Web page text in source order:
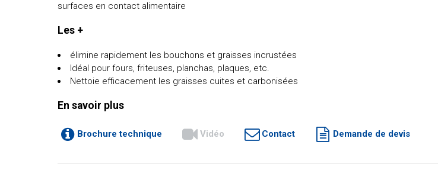
surfaces en contact alimentaire
Les +
élimine rapidement les bouchons et graisses incrustées
Idéal pour fours, friteuses, planchas, plaques, etc.
Nettoie efficacement les graisses cuites et carbonisées
En savoir plus
Brochure technique Vidéo Contact Demande de devis